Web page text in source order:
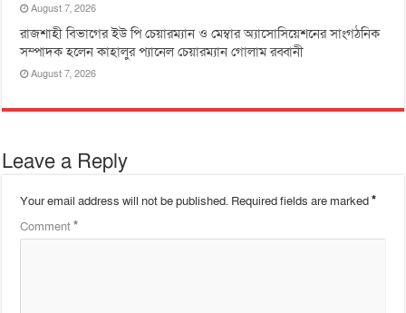
August 7, 2026
রাজশাহী বিভাগের ইউ পি চেয়ারম্যান ও মেম্বার অ্যাসোসিয়েশনের সাংগঠনিক
সম্পাদক হলেন কাহালুর প্যানেল চেয়ারম্যান গোলাম রব্বানী
August 7, 2026
Leave a Reply
Your email address will not be published. Required fields are marked*
Comment*